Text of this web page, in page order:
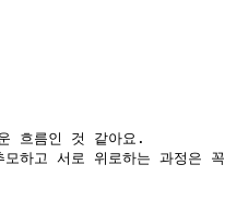
흐름인 것 같아요.
하고 서로 위로하는 과정은